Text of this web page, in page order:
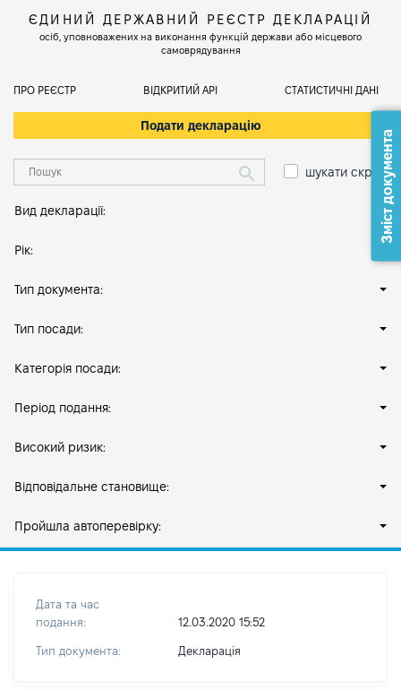
ЄДИНИЙ ДЕРЖАВНИЙ РЕЄСТР ДЕКЛАРАЦІЙ
осіб, уповноважених на виконання функцій держави або місцевого
самоврядування
ПРО РЕЄСТР ВІДКРИТИЙ АРІ СТАТИСТИЧНІ ДАНІ
Подати декларацію
шукати скрізь
Вид декларації:
Рік:
Тип документа:
Тип посади:
Категорія посади:
Період подання:
Високий ризик:
Відповідальне становище:
Пройшла автоперевірку:
Дата та час
подання:
12.03.2020 15:52
Тип документа: Декларація
Зміст документа